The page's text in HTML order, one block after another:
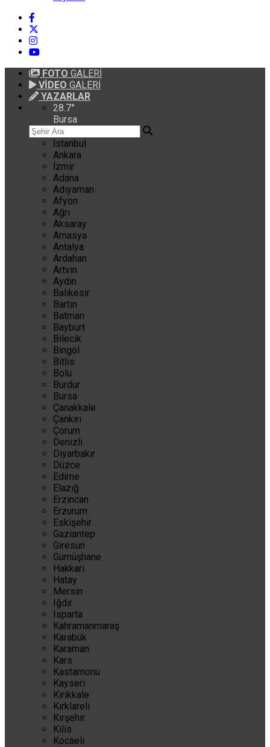
FOTO GALERİ
VİDEO GALERİ
YAZARLAR
28.7°
Bursa
İstanbul
Ankara
İzmir
Adana
Adıyaman
Afyon
Ağrı
Aksaray
Amasya
Antalya
Ardahan
Artvin
Aydın
Balıkesir
Bartın
Batman
Bayburt
Bilecik
Bingöl
Bitlis
Bolu
Burdur
Bursa
Çanakkale
Çankırı
Çorum
Denizli
Diyarbakır
Düzce
Edirne
Elazığ
Erzincan
Erzurum
Eskişehir
Gaziantep
Giresun
Gümüşhane
Hakkari
Hatay
Mersin
Iğdır
Isparta
Kahramanmaraş
Karabük
Karaman
Kars
Kastamonu
Kayseri
Kırıkkale
Kırklareli
Kırşehir
Kilis
Kocaeli